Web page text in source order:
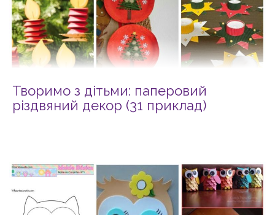
Творимо з дітьми: паперовий
різдвяний декор (31 приклад)